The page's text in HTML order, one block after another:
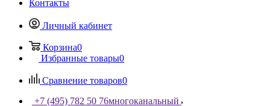
Контакты
Личный кабинет
Корзина0
Избранные товары0
Сравнение товаров0
+7 (495) 782 50 76многоканальный